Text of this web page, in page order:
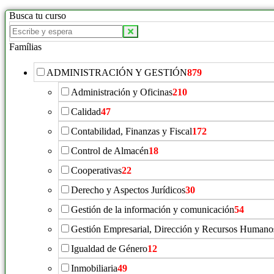
Busca tu curso
Famílias
ADMINISTRACIÓN Y GESTIÓN879
Administración y Oficinas210
Calidad47
Contabilidad, Finanzas y Fiscal172
Control de Almacén18
Cooperativas22
Derecho y Aspectos Jurídicos30
Gestión de la información y comunicación54
Gestión Empresarial, Dirección y Recursos
Igualdad de Género12
Inmobiliaria49